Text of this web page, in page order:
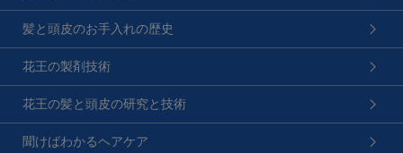
髪と頭皮のお手入れの歴史
花王の製剤技術
花王の髪と頭皮の研究と技術
聞けばわかるヘアケア